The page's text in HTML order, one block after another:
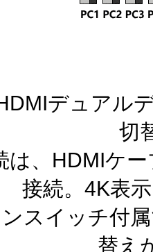
デュアル
切
は、HDMIケ
接続。4K表
スイッチ付
替え